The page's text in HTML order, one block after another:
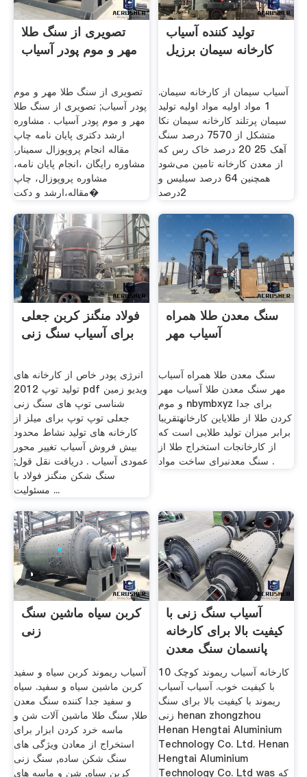
تصویری از سنگ طلا
مهر و موم پودر آسیاب
تصویری از سنگ طلا مهر و موم
پودر آسیاب; تصویری از سنگ طلا
مهر و موم پودر آسیاب . مشاوره
ارشد دکتری پایان نامه چاپ
مقاله انجام پروپوزال سمینار.
مشاوره رایگان ،انجام پایان نامه،
مشاوره پروپوزال، چاپ
مقاله،ارشد و دکت�
تولید کننده آسیاب
کارخانه سیمان برزیل
آسیاب سیمان از کارخانه سیمان.
1 مواد اولیه مواد اولیه تولید
سیمان پرتلند کارخانه سیمان نکا
متشکل از 7570 درصد سنگ
آهک 25 20 درصد خاک رس که
از معدن کارخانه تامین می‌شود
همچنین 64 درصد سیلیس و
2درصد
فولاد منگنز کربن جعلی
برای آسیاب سنگ زنی
انرژی پودر خاص از کارخانه های
تولید توپ 2012 pdf ویدیو زمین
شناسی توپ های سنگ زنی
جعلی توپ توپ برای میلز از
کارخانه های تولید نشاط محدود
بیش فروش آسیاب تغییر محور
عمودی آسیاب . دریافت نقل قول;
سنگ شکن منگنز فولاد با
مسئولیت ...
سنگ معدن طلا همراه
آسیاب مهر
سنگ معدن طلا همراه آسیاب
مهر سنگ معدن طلا آسیاب مهر
و موم nbymbxyz برای جدا
کردن طلا از طلایاین کارخانهتقریبا
برابر میزان تولید طلایی است که
از کارخانجات استخراج طلا از
سنگ معدنبرای ساخت مواد .
کربن سیاه ماشین سنگ
زنی
آسیاب ریموند کربن سیاه و سفید
کربن ماشین سیاه و سفید. سیاه
و سفید جدا کننده سنگ معدن
طلا, سنگ طلا ماشین آلات شن و
ماسه خرد کردن ابزار برای
استخراج از معادن ویژگی های
سنگ شکن ساده, سنگ زنی
کربن سیاه, شن و ماسه های
آسیاب سنگ زنی با
کیفیت بالا برای کارخانه
پانسمان سنگ معدن
10 کارخانه آسیاب ریموند کوچک
با کیفیت خوب. آسیاب آسیاب
ریموند با کیفیت بالا برای سنگ
زنی henan zhongzhou
Henan Hengtai Aluminium
Technology Co. Ltd. Henan
Hengtai Aluminium
Technology Co. Ltd was که